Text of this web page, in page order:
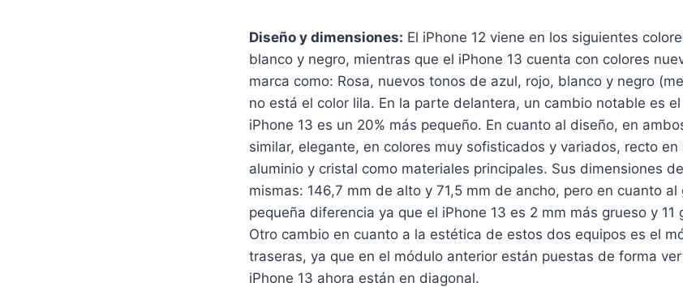
Diseño y dimensiones: El iPhone 12 viene en los siguientes
blanco y negro, mientras que el iPhone 13 cuenta con colores
marca como: Rosa, nuevos tonos de azul, rojo, blanco y negro
no está el color lila. En la parte delantera, un cambio notable es
iPhone 13 es un 20% más pequeño. En cuanto al diseño, en
similar, elegante, en colores muy sofisticados y variados, recto
aluminio y cristal como materiales principales. Sus dimensiones
mismas: 146,7 mm de alto y 71,5 mm de ancho, pero en cuanto
pequeña diferencia ya que el iPhone 13 es 2 mm más grueso y 11
Otro cambio en cuanto a la estética de estos dos equipos es el
traseras, ya que en el módulo anterior están puestas de forma
iPhone 13 ahora están en diagonal.